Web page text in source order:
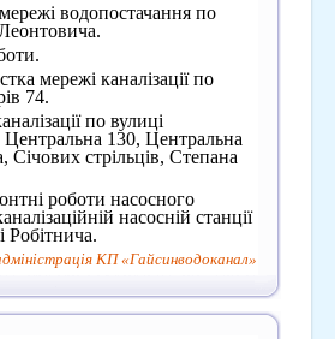
водопостачання по
мережі каналізації по
74.
по вулиці
Центральна 130, Центральна
Січових стрільців, Степана
роботи насосного
насосній станції
КП «Гайсинводоканал»